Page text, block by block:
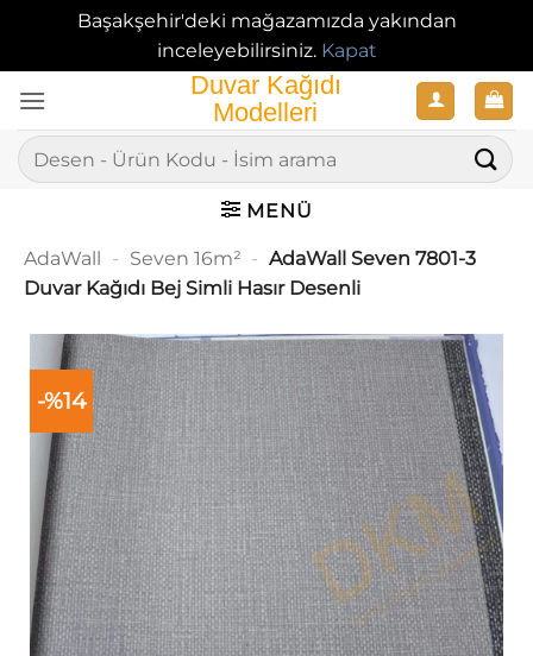
Başakşehir'deki mağazamızda yakından
inceleyebilirsiniz. Kapat
atla
Ara:
MENÜ
AdaWall - Seven 16m² - AdaWall Seven 7801-3
Duvar Kağıdı Bej Simli Hasır Desenli
-%14